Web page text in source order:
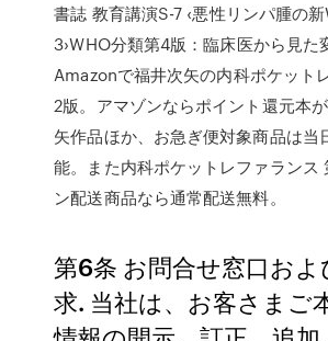
書誌 教育講演S-7 ‹悪性リンパ腫の
3›WHO分類第4版：臨床医から見た
Amazonで福井次矢の内科ポケット
2版。アマゾンならポイント還元本
矢作品ほか、お急ぎ便対象商品は当
能。また内科ポケットレファランス
ン配送商品なら通常配送無料。
第6条 お問合せ窓口およ
求. 当社は、お客さまご